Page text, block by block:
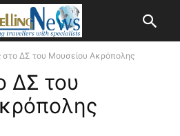
στο ΔΣ του Μουσείου Ακρόπολης
ΔΣ του